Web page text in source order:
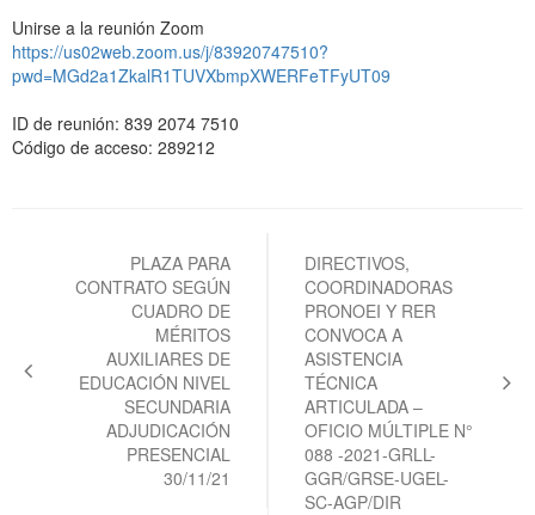
Unirse a la reunión Zoom
https://us02web.zoom.us/j/83920747510?
pwd=MGd2a1ZkalR1TUVXbmpXWERFeTFyUT09
ID de reunión: 839 2074 7510
Código de acceso: 289212
entradas
PLAZA PARA
CONTRATO SEGÚN
CUADRO DE
MÉRITOS
AUXILIARES DE
EDUCACIÓN NIVEL
SECUNDARIA
ADJUDICACIÓN
PRESENCIAL
30/11/21
DIRECTIVOS,
COORDINADORAS
PRONOEI Y RER
CONVOCA A
ASISTENCIA
TÉCNICA
ARTICULADA –
OFICIO MÚLTIPLE N°
088 -2021-GRLL-
GGR/GRSE-UGEL-
SC-AGP/DIR